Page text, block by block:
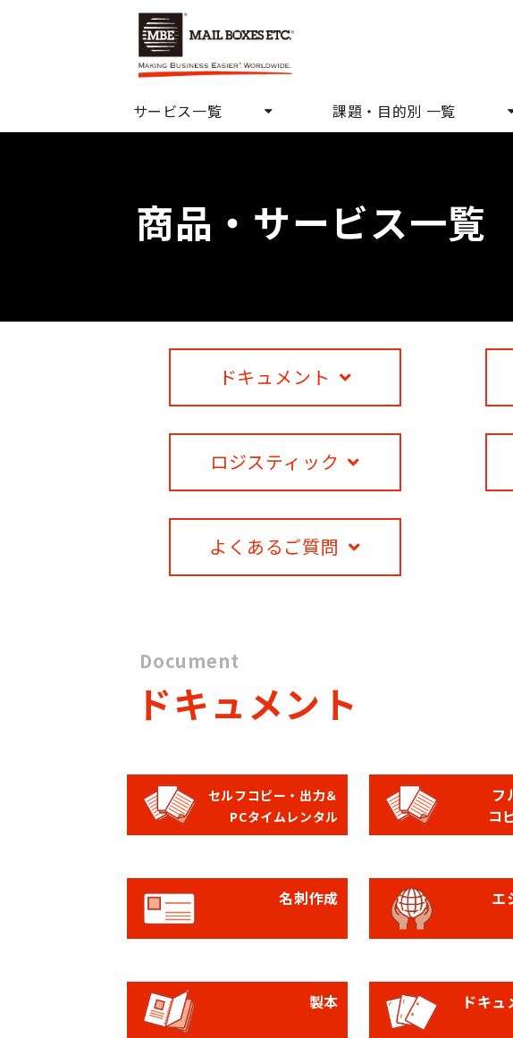
サービス一覧 課題・目的別 一覧
商品・サービス一覧
ドキュメント
ロジスティック
よくあるご質問
Document
ドキュメント
セルフコピー・出力＆
PCタイムレンタル
フ
コ
名刺作成 エ
製本 ドキュ